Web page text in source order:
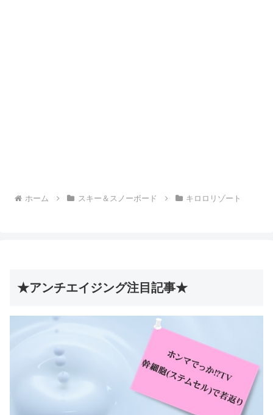
ホーム スキー＆スノーボード キロロリゾート
★アンチエイジング注目記事★